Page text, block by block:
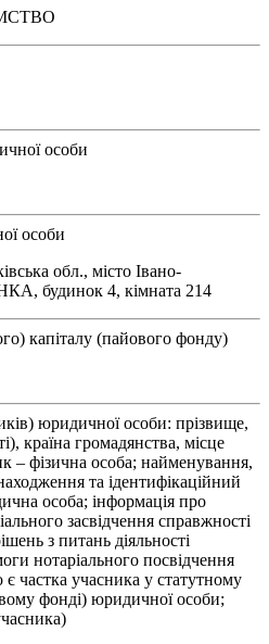
особи
особи
обл., місто Івано-
будинок 4, кімната 214
капіталу (пайового фонду)
юридичної особи: прізвище,
країна громадянства, місце
– фізична особа; найменування,
та ідентифікаційний
особа; інформація про
засвідчення справжності
з питань діяльності
нотаріального посвідчення
частка учасника у статутному
фонді) юридичної особи;